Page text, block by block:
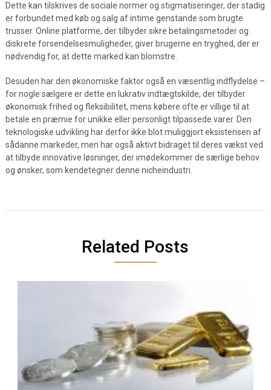
Dette kan tilskrives de sociale normer og stigmatiseringer, der stadig
er forbundet med køb og salg af intime genstande som brugte
trusser. Online platforme, der tilbyder sikre betalingsmetoder og
diskrete forsendelsesmuligheder, giver brugerne en tryghed, der er
nødvendig for, at dette marked kan blomstre.
Desuden har den økonomiske faktor også en væsentlig indflydelse –
for nogle sælgere er dette en lukrativ indtægtskilde, der tilbyder
økonomisk frihed og fleksibilitet, mens købere ofte er villige til at
betale en præmie for unikke eller personligt tilpassede varer. Den
teknologiske udvikling har derfor ikke blot muliggjort eksistensen af
sådanne markeder, men har også aktivt bidraget til deres vækst ved
at tilbyde innovative løsninger, der imødekommer de særlige behov
og ønsker, som kendetegner denne nicheindustri.
Related Posts